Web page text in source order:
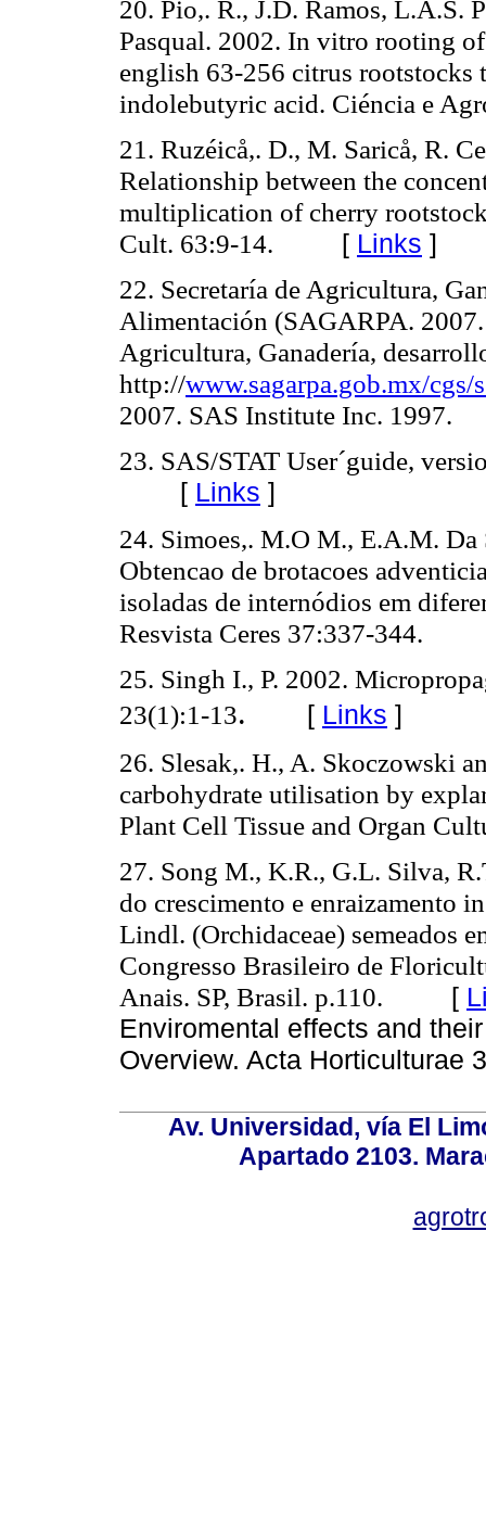
20. Pio,. R., J.D. Ramos, L.A.S.
Pasqual. 2002. In vitro rooting
english 63-256 citrus rootstocks
indolebutyric acid. Ciéncia e
21. Ruzéicå,. D., M. Saricå, R.
Relationship between the
multiplication of cherry
Cult. 63:9-14.
[ Links ]
22. Secretaría de Agricultura,
Alimentación (SAGARPA.
Agricultura, Ganadería,
http://www.sagarpa.gob.mx/cgs/
2007. SAS Institute Inc. 1997.
23. SAS/STAT User´guide,
[ Links ]
24. Simoes,. M.O M., E.A.M.
Obtencao de brotacoes
isoladas de internódios em
Resvista Ceres 37:337-344.
25. Singh I., P. 2002.
23(1):1-13. [ Links ]
26. Slesak,. H., A. Skoczowski
carbohydrate utilisation by
Plant Cell Tissue and Organ
27. Song M., K.R., G.L. Silva,
do crescimento e enraizamento
Lindl. (Orchidaceae) semeados
Congresso Brasileiro de
Anais. SP, Brasil. p.110.
[
Enviromental effects and
Overview. Acta
Av. Universidad, vía El
Apartado 2103.